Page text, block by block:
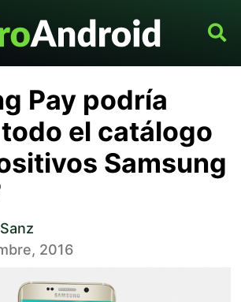
Pay podría
el catálogo
Samsung
2016